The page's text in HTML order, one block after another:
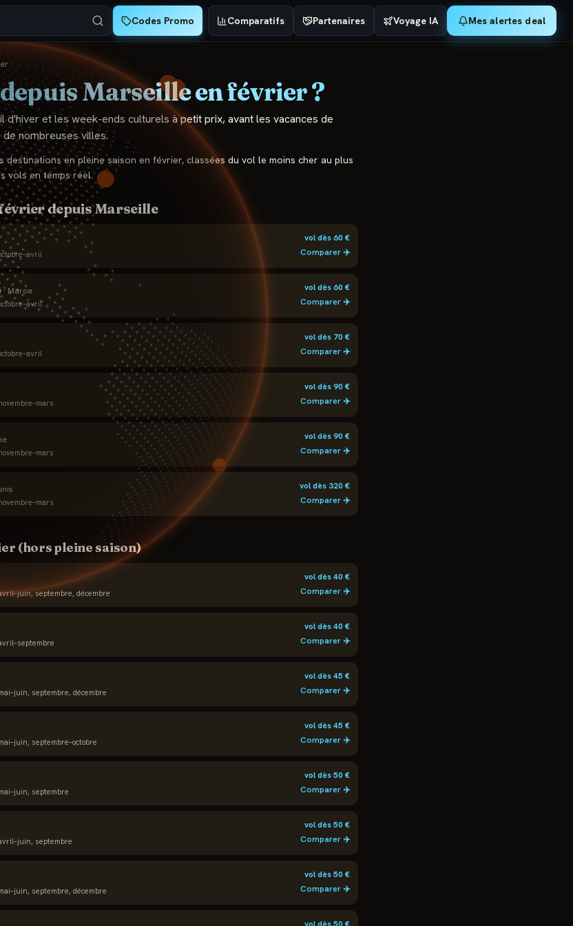
Codes Promo Comparatifs Partenaires Voyage IA Mes alertes deal
Marseilleenfévrier?
d'hiver et les week-ends culturels à petit prix, avant les vacances de
nombreuses villes.
destinations en pleine saison en février, classées du vol le moins cher au plus
vols en temps réel.
depuisMarseille
vol dès60€
Comparer ✈️
· Maroc vol dès60€
Comparer ✈️
vol dès 70€
Comparer ✈️
vol dès90€
Comparer ✈️
vol dès90€
Comparer ✈️
vol dès320€
Comparer ✈️
(hors pleine saison)
septembre, décembre
vol dès40€
Comparer ✈️
vol dès40€
Comparer ✈️
septembre, décembre
vol dès45 €
Comparer ✈️
septembre–octobre
vol dès45 €
Comparer ✈️
septembre
vol dès50€
Comparer ✈️
septembre
vol dès50€
Comparer ✈️
septembre, décembre
vol dès50€
Comparer ✈️